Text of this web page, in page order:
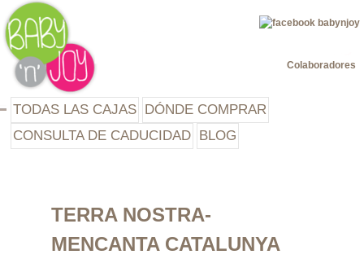
TODAS LAS CAJAS DÓNDE COMPRAR
CONSULTA DE CADUCIDAD BLOG
Colaboradores
TERRA NOSTRA-
MENCANTA CATALUNYA